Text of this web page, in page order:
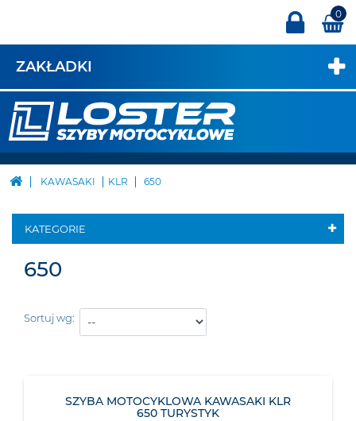
0
ZAKŁADKI
KAWASAKI KLR 650
KATEGORIE
650
Sortuj wg:
SZYBA MOTOCYKLOWA KAWASAKI KLR
650 TURYSTYK